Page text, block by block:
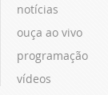
notícias
ouça ao vivo
programação
vídeos